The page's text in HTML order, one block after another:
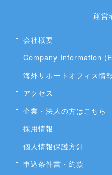
運営
会社概要
Company Information
海外サポートオフィス情
アクセス
企業・法人の方はこちら
採用情報
個人情報保護方針
申込条件書・約款